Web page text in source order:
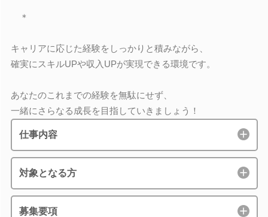
＊
キャリアに応じた経験をしっかりと積みながら、
確実にスキルUPや収入UPが実現できる環境です。
あなたのこれまでの経験を無駄にせず、
一緒にさらなる成長を目指していきましょう！
仕事内容
対象となる方
募集要項